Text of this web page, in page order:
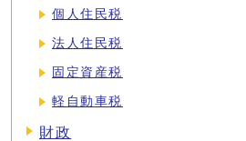
個人住民税
法人住民税
固定資産税
軽自動車税
財政